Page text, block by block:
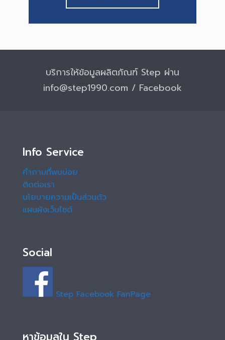
บริการให้ข้อมูลผลิตภัณฑ์ Step ผ่าน
info@step1990.com / Facebook
Info Service
คำถามที่พบบ่อย
ติดต่อเรา
นโยบายความเป็นส่วนตัว
แผนผังเว็บไซต์
Social
Step Facebook FanPage